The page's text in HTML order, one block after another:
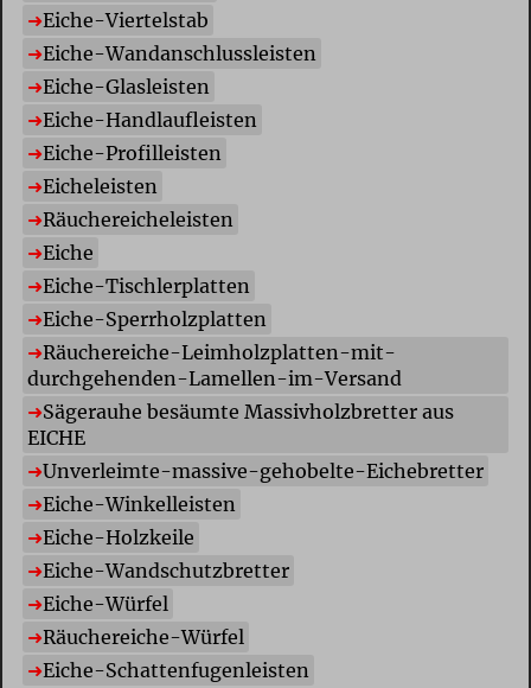
Eiche-Viertelstab
Eiche-Wandanschlussleisten
Eiche-Glasleisten
Eiche-Handlaufleisten
Eiche-Profilleisten
Eicheleisten
Räuchereicheleisten
Eiche
Eiche-Tischlerplatten
Eiche-Sperrholzplatten
Räuchereiche-Leimholzplatten-mit-
durchgehenden-Lamellen-im-Versand
Sägerauhe besäumte Massivholzbretter aus
EICHE
Unverleimte-massive-gehobelte-Eichebretter
Eiche-Winkelleisten
Eiche-Holzkeile
Eiche-Wandschutzbretter
Eiche-Würfel
Räuchereiche-Würfel
Eiche-Schattenfugenleisten